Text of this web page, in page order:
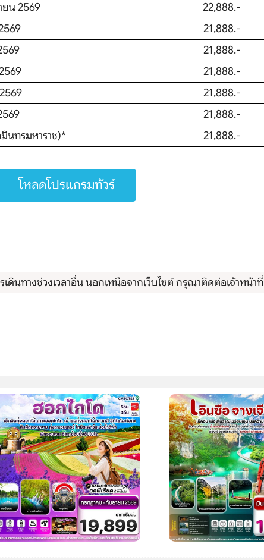
น 2569
22,888.-
21,888.-
21,888.-
21,888.-
21,888.-
21,888.-
นทรมหาราช)*
21,888.-
โหลดโปรแกรมทัวร์
ดินทางช่วงเวลาอื่น นอกเหนือจากเว็บไซต์ กรุณาติดต่อเจ้าหน้าที่